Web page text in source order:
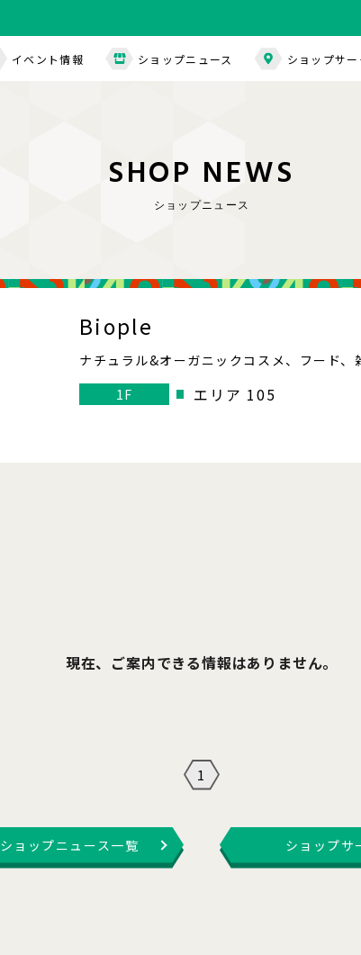
イベント情報 ショップニュース ショップサー
SHOP NEWS
ショップニュース
Biople
ナチュラル&オーガニックコスメ、フード、
1F
エリア 105
現在、ご案内できる情報はありません。
1
ショップニュース一覧 ショップサ